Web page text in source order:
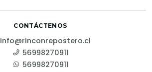
CONTÁCTENOS
info@rinconrepostero.cl
56998270911
56998270911